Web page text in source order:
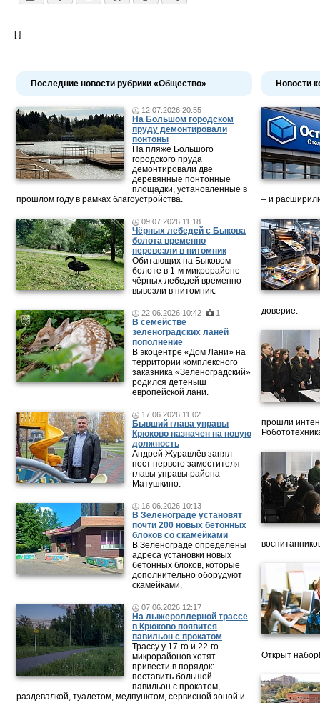
[ ]
Последние новости рубрики «Общество»
12.07.2026 20:55
На Большом городском
пруду демонтировали
понтоны
На пляже Большого
городского пруда
демонтировали две
деревянные понтонные
площадки, установленные в
прошлом году в рамках благоустройства.
09.07.2026 11:18
Чёрных лебедей с Быкова
болота временно
перевезли в питомник
Обитающих на Быковом
болоте в 1-м микрорайоне
чёрных лебедей временно
вывезли в питомник.
22.06.2026 10:42 1
В семействе
зеленоградских ланей
пополнение
В экоцентре «Дом Лани» на
территории комплексного
заказника «Зеленоградский»
родился детеныш
европейской лани.
17.06.2026 11:02
Бывший глава управы
Крюково назначен на новую
должность
Андрей Журавлёв занял
пост первого заместителя
главы управы района
Матушкино.
16.06.2026 10:13
В Зеленограде установят
почти 200 новых бетонных
блоков со скамейками
В Зеленограде определены
адреса установки новых
бетонных блоков, которые
дополнительно оборудуют
скамейками.
07.06.2026 12:17
На лыжероллерной трассе
в Крюково появится
павильон с прокатом
Трассу у 17-го и 22-го
микрорайонов хотят
привести в порядок:
поставить большой
павильон с прокатом,
раздевалкой, туалетом, медпунктом, сервисной зоной и
Новости
– и
доверие.
прошли
Открыт набор!